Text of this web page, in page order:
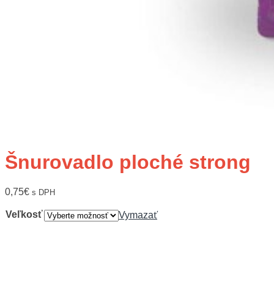
Šnurovadlo ploché strong
0,75€ s DPH
Veľkosť Vymazať